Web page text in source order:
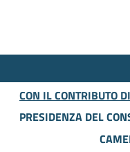
CON IL CONTRIBUTO DI
PRESIDENZA DEL